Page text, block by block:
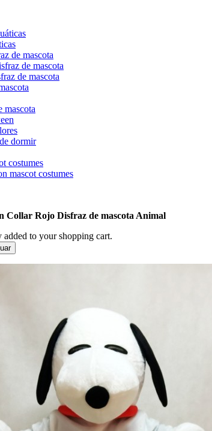
de mascota
de mascota
de mascota
mascota
dormir
costumes
mascot costumes
Collar Rojo Disfraz de mascota Animal
added to your shopping cart.